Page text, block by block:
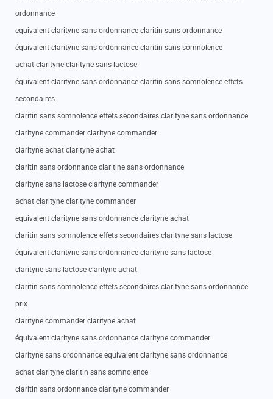
ordonnance
equivalent clarityne sans ordonnance claritin sans ordonnance
équivalent clarityne sans ordonnance claritin sans somnolence
achat clarityne clarityne sans lactose
équivalent clarityne sans ordonnance claritin sans somnolence effets
secondaires
claritin sans somnolence effets secondaires clarityne sans ordonnance
clarityne commander clarityne commander
clarityne achat clarityne achat
claritin sans ordonnance claritine sans ordonnance
clarityne sans lactose clarityne commander
achat clarityne clarityne commander
equivalent clarityne sans ordonnance clarityne achat
claritin sans somnolence effets secondaires clarityne sans lactose
équivalent clarityne sans ordonnance clarityne sans lactose
clarityne sans lactose clarityne achat
claritin sans somnolence effets secondaires clarityne sans ordonnance
prix
clarityne commander clarityne achat
équivalent clarityne sans ordonnance clarityne commander
clarityne sans ordonnance equivalent clarityne sans ordonnance
achat clarityne claritin sans somnolence
claritin sans ordonnance clarityne commander